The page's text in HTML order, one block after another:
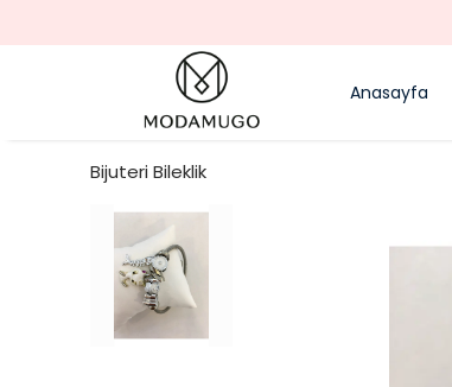
Anasayfa
Bijuteri Bileklik